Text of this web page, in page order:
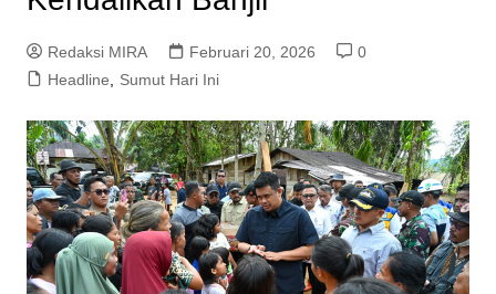
Redaksi MIRA Februari 20, 2026
0
Headline
Sumut Hari Ini